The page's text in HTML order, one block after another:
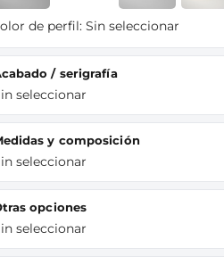
de perfil: Sin seleccionar
Acabado / serigrafía
seleccionar
Medidas y composición
seleccionar
Otras opciones
seleccionar